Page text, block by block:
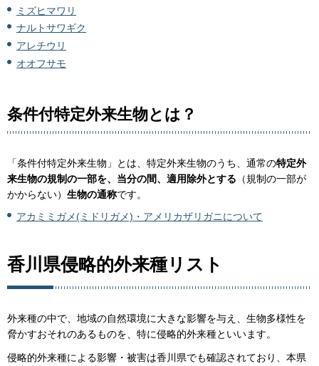
ミズヒマワリ
ナルトサワギク
アレチウリ
オオフサモ
条件付特定外来生物とは？
「条件付特定外来生物」とは、特定外来生物のうち、通常の特定外
来生物の規制の一部を、当分の間、適用除外とする （規制の一部が
かからない） 生物の通称です。
アカミミガメ(ミドリガメ)・アメリカザリガニについて
香川県侵略的外来種リスト
外来種の中で、地域の自然環境に大きな影響を与え、生物多様性を
脅かすおそれのあるものを、特に侵略的外来種といいます。
侵略的外来種による影響・被害は香川県でも確認されており、本県